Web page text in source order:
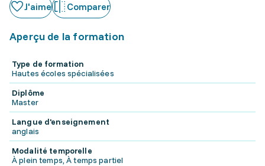
J'aime Comparer
Aperçu de la formation
Type de formation
Hautes écoles spécialisées
Diplôme
Master
Langue d'enseignement
anglais
Modalité temporelle
À plein temps, À temps partiel